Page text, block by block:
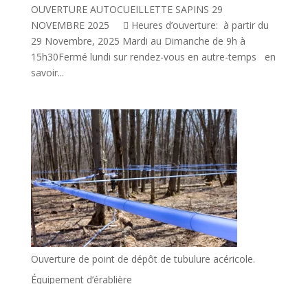
OUVERTURE AUTOCUEILLETTE SAPINS 29
NOVEMBRE 2025  Heures d’ouverture: à partir du
29 Novembre, 2025 Mardi au Dimanche de 9h à
15h30Fermé lundi sur rendez-vous en autre-temps en
savoir...
Ouverture de point de dépôt de tubulure acéricole.
Équipement d’érablière